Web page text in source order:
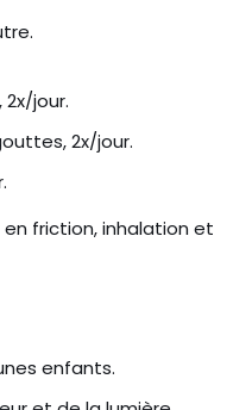
2x/jour.
2x/jour.
friction, inhalation et
enfants.